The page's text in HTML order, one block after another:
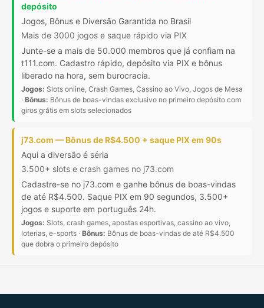
depósito
Jogos, Bônus e Diversão Garantida no Brasil
Mais de 3000 jogos e saque rápido via PIX
Junte-se a mais de 50.000 membros que já confiam na
t111.com. Cadastro rápido, depósito via PIX e bônus
liberado na hora, sem burocracia.
Jogos: Slots online, Crash Games, Cassino ao Vivo, Jogos de Mesa
· Bônus: Bônus de boas-vindas exclusivo no primeiro depósito com
giros grátis em slots selecionados
j73.com — Bônus de R$4.500 + saque PIX em 90s
Aqui a diversão é séria
3.500+ slots e crash games no j73.com
Cadastre-se no j73.com e ganhe bônus de boas-vindas
de até R$4.500. Saque PIX em 90 segundos, 3.500+
jogos e suporte em português 24h.
Jogos: Slots, crash games, apostas esportivas, cassino ao vivo,
loterias, e-sports · Bônus: Bônus de boas-vindas de até R$4.500
que dobra o primeiro depósito